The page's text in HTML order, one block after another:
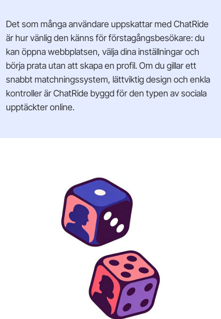
Det som många användare uppskattar med ChatRide
är hur vänlig den känns för förstagångsbesökare: du
kan öppna webbplatsen, välja dina inställningar och
börja prata utan att skapa en profil. Om du gillar ett
snabbt matchningssystem, lättviktig design och enkla
kontroller är ChatRide byggd för den typen av sociala
upptäckter online.